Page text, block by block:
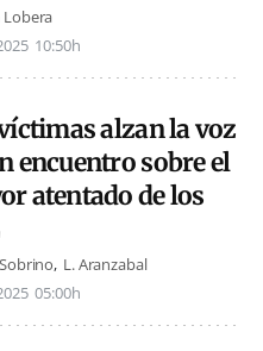
10:50h
alzan la voz
encuentro sobre el
atentado de los
L. Aranzabal
05:00h